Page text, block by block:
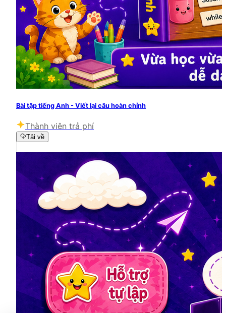
Bài tập tiếng Anh - Viết lại câu hoàn chỉnh
Thành viên trả phí
Tải về